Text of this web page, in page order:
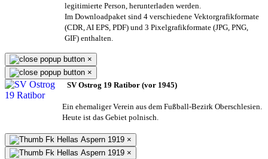
legitimierte Person, herunterladen werden.
Im Downloadpaket sind 4 verschiedene Vektorgrafikformate
(CDR, AI EPS, PDF) und 3 Pixelgrafikformate (JPG, PNG,
GIF) enthalten.
×
×
SV Ostrog 19 Ratibor (vor 1945)
Ein ehemaliger Verein aus dem Fußball-Bezirk Oberschlesien.
Heute ist das Gebiet polnisch.
×
×